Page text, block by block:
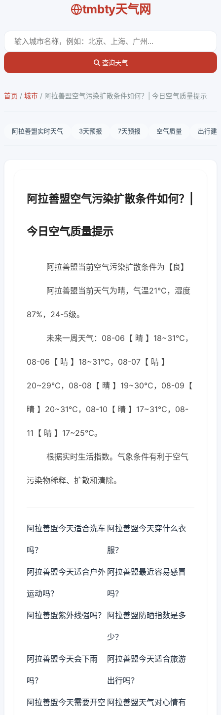
tmbty天气网
查询天气
首页 / 城市 / 阿拉善盟空气污染扩散条件如何？| 今日空气质量提示
阿拉善盟实时天气 3天预报 7天预报 空气质量 出行建
阿拉善盟空气污染扩散条件如何？|
今日空气质量提示
阿拉善盟当前空气污染扩散条件为【良】
阿拉善盟当前天气为晴，气温21℃，湿度
87%，24-5级。
未来一周天气：08-06【 晴 】18~31℃，
08-06【 晴 】18~31℃，08-07【 晴 】
20~29℃，08-08【 晴 】19~30℃，08-09【
晴 】20~31℃，08-10【 晴 】17~31℃，08-
11【 晴 】17~25℃。
根据实时生活指数。气象条件有利于空气
污染物稀释、扩散和清除。
阿拉善盟今天适合洗车
吗？
阿拉善盟今天穿什么衣
服？
阿拉善盟今天适合户外
运动吗？
阿拉善盟最近容易感冒
吗？
阿拉善盟紫外线强吗？ 阿拉善盟防晒指数是多
少？
阿拉善盟今天会下雨
吗？
阿拉善盟今天适合旅游
出行吗？
阿拉善盟今天需要开空 阿拉善盟天气对心情有